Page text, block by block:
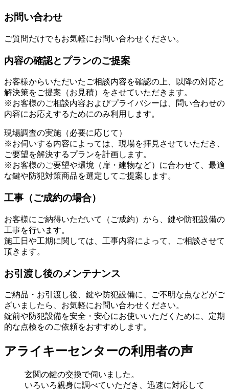
お問い合わせ
ご質問だけでもお気軽にお問い合わせください。
内容の確認とプランのご提案
お客様からいただいたご相談内容を確認の上、以降の対応と
解決策をご提案（お見積）をさせていただきます。
※お客様のご相談内容およびプライバシーは、問い合わせの
内容にお応えするためにのみ利用します。
現場調査の実施（必要に応じて）
※お伺いする内容によっては、現場を拝見させていただき、
ご要望を解決するプランを計画します。
※お客様のご要望や環境（扉・建物など）に合わせて、最適
な鍵や防犯対策商品を選定してご提案します。
工事（ご成約の場合）
お客様にご納得いただいて（ご成約）から、鍵や防犯設備の
工事を行います。
施工日や工期に関しては、工事内容によって、ご相談させて
頂きます。
お引渡し後のメンテナンス
ご納品・お引渡し後、鍵や防犯設備に、ご不明な点などがご
ざいましたら、お気軽にお問い合わせください。
錠前や防犯設備を安全・安心にお使いいただくために、定期
的な点検をのご依頼をおすすめします。
アライキーセンターの利用者の声
玄関の鍵の交換で伺いました。
いろいろ親身に調べていただき、迅速に対応して